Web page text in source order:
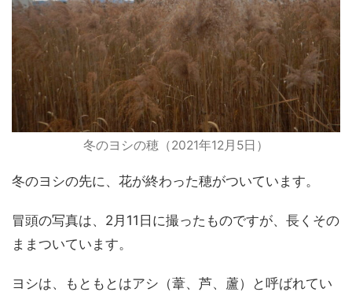
冬のヨシの穂（2021年12月5日）
冬のヨシの先に、花が終わった穂がついています。
冒頭の写真は、2月11日に撮ったものですが、長くその
ままついています。
ヨシは、もともとはアシ（葦、芦、蘆）と呼ばれてい